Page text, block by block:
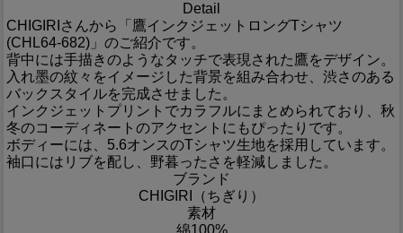
Detail
CHIGIRIさんから「鷹インクジェットロングTシャツ
(CHL64-682)」のご紹介です。
背中には手描きのようなタッチで表現された鷹をデザイン。
入れ墨の紋々をイメージした背景を組み合わせ、渋さのある
バックスタイルを完成させました。
インクジェットプリントでカラフルにまとめられており、秋
冬のコーディネートのアクセントにもぴったりです。
ボディーには、5.6オンスのTシャツ生地を採用しています。
袖口にはリブを配し、野暮ったさを軽減しました。
ブランド
CHIGIRI（ちぎり）
素材